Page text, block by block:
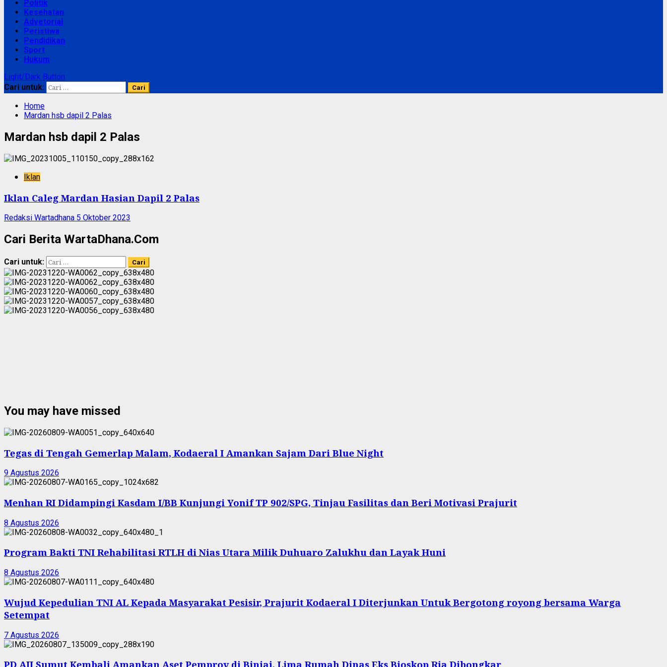
Politik
Kesehatan
Advetorial
Peristiwa
Pendidikan
Sport
Hukum
Light/Dark Button
Cari untuk:
Home
Mardan hsb dapil 2 Palas
Mardan hsb dapil 2 Palas
Iklan
Iklan Caleg Mardan Hasian Dapil 2 Palas
Redaksi Wartadhana 5 Oktober 2023
Cari Berita WartaDhana.Com
Cari untuk:
You may have missed
Tegas di Tengah Gemerlap Malam, Kodaeral I Amankan Sajam Dari Blue Night
9 Agustus 2026
Menhan RI Didampingi Kasdam I/BB Kunjungi Yonif TP 902/SPG, Tinjau Fasilitas dan Beri Motivasi Prajurit
8 Agustus 2026
Program Bakti TNI Rehabilitasi RTLH di Nias Utara Milik Duhuaro Zalukhu dan Layak Huni
8 Agustus 2026
Wujud Kepedulian TNI AL Kepada Masyarakat Pesisir, Prajurit Kodaeral I Diterjunkan Untuk Bergotong royong bersama Warga
Setempat
7 Agustus 2026
PD AIJ Sumut Kembali Amankan Aset Pemprov di Binjai, Lima Rumah Dinas Eks Bioskop Ria Dibongkar